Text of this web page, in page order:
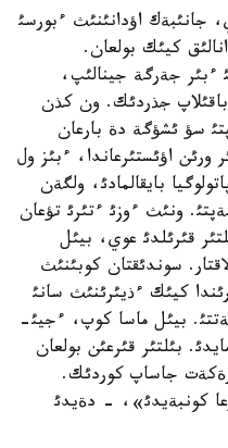
جانئبةك اؤدانئنئث ءبورسئ
انالئق كيئك بولعان.
بارلئعئ ءبئر جةرگة جينالئپ،
باقئلاپ جذردئك. ون كذن
سؤ ئشؤگة دة بارعان
ورئن اؤئستئرعاندا، ءبئز ول
بايقالمادئ، ولگةن
ونئث ءوزئ ءتئرئ تؤعان
قئرئلدئ عوي، بيئل
سوندئقتان كوبئنئث
جالقئ بولدئ. مامئردئث 19 دارئندا كيئك ءذيئرئنئث سانئ
شامامةن 9 مئثعا جةتتئ. بيئل ماسا كوپ، ءجيئ-
بئلتئر قئرعئن بولعان
جاساپ كوردئك.
كونبةيدئ»، - دةيدئ